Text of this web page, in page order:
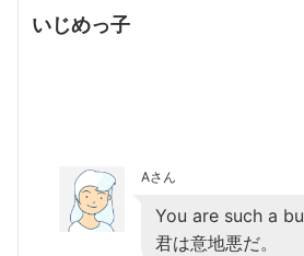
いじめっ子
Aさん
You are such a
君は意地悪だ。